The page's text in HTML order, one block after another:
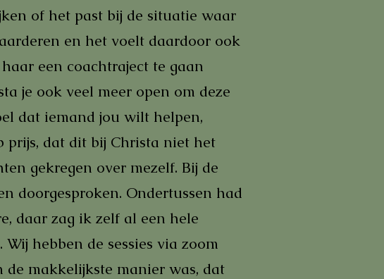
of het past bij de situatie waar
en het voelt daardoor ook
een coachtraject te gaan
je ook veel meer open om deze
dat iemand jou wilt helpen,
prijs, dat dit bij Christa niet het
gekregen over mezelf. Bij de
doorgesproken. Ondertussen had
daar zag ik zelf al een hele
hebben de sessies via zoom
de makkelijkste manier was, dat